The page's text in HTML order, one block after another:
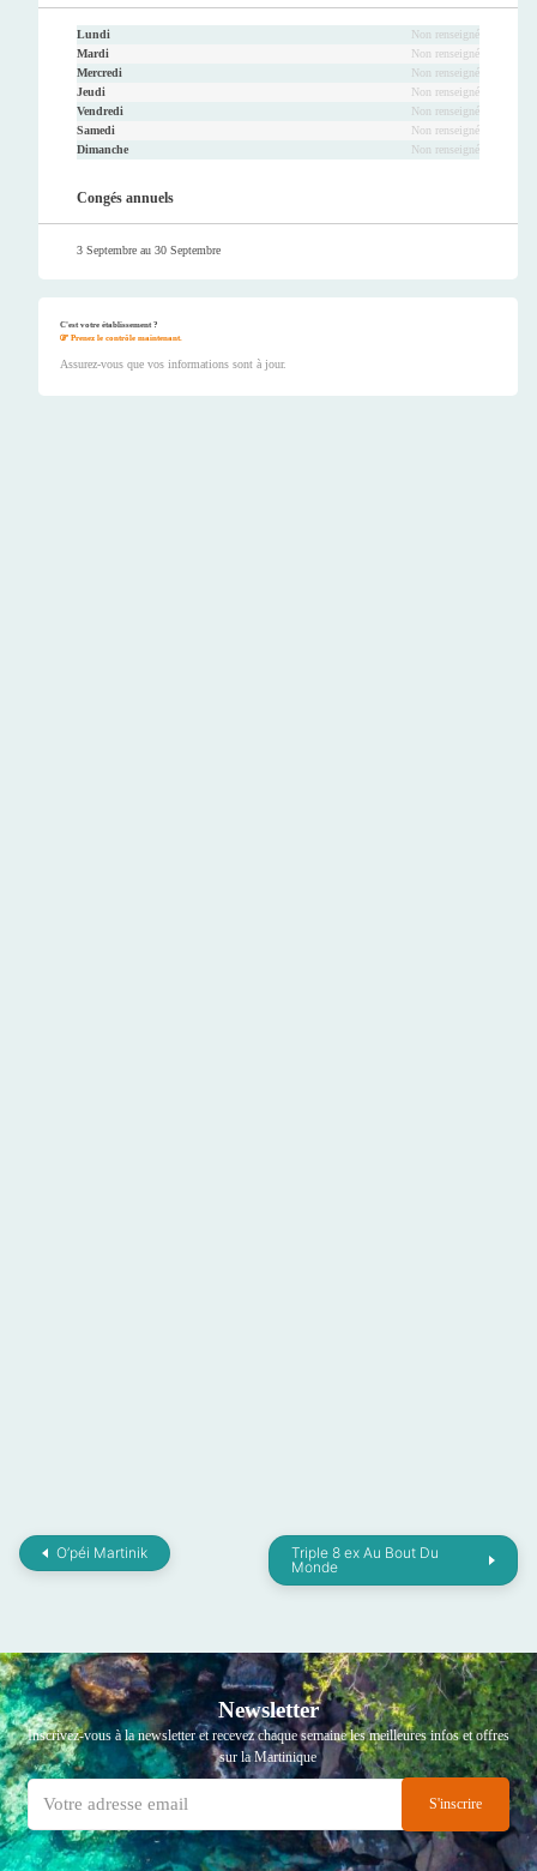
Lundi
Non renseigné
Mardi
Non renseigné
Mercredi
Non renseigné
Jeudi
Non renseigné
Vendredi
Non renseigné
Samedi
Non renseigné
Dimanche
Non renseigné
Congés annuels
3 Septembre au 30 Septembre
C'est votre établissement ?
Prenez le contrôle maintenant.
Assurez-vous que vos informations sont à jour.
O’péi Martinik
Triple 8 ex Au Bout Du
Monde
Newsletter
Inscrivez-vous à la newsletter et recevez chaque semaine les meilleures infos et offres
sur la Martinique